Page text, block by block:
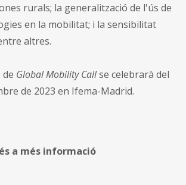
rurals; la generalització de l'ús de
en la mobilitat; i la sensibilitat
altres.
de Global Mobility Callse celebrarà del
de 2023 en Ifema-Madrid.
a més informació